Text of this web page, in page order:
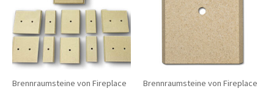
Brennraumsteine von Fireplace Brennraumsteine von Fireplace